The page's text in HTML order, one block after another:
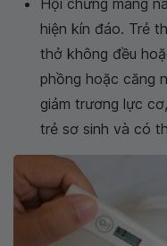
Hội chứng màng
hiện kín đáo. Trẻ
thở không đều
phồng hoặc căng
giảm trương lực
trẻ sơ sinh và có